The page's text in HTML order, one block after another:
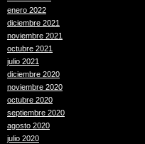
enero 2022
diciembre 2021
noviembre 2021
octubre 2021
julio 2021
diciembre 2020
noviembre 2020
octubre 2020
septiembre 2020
agosto 2020
julio 2020